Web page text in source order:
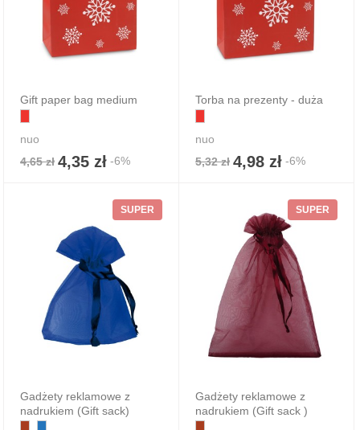
Gift paper bag medium
nuo
4,65 zł 4,35 zł -6%
Torba na prezenty - duża
nuo
5,32 zł 4,98 zł -6%
SUPER
Gadżety reklamowe z
nadrukiem (Gift sack)
SUPER
Gadżety reklamowe z
nadrukiem (Gift sack )